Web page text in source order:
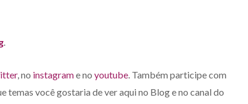
.
, no instagrame no youtube. Também participe com
temas você gostaria de ver aqui no Blog e no canal do